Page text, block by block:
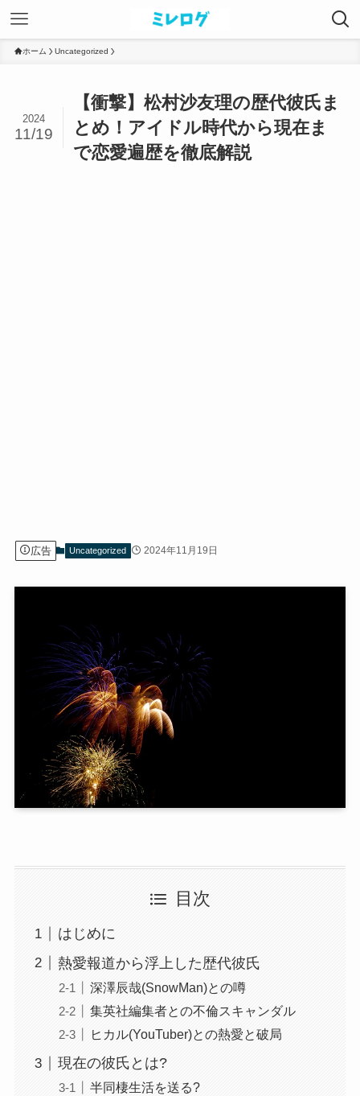
ホーム Uncategorized
【衝撃】松村沙友理の歴代彼氏ま
とめ！アイドル時代から現在ま
で恋愛遍歴を徹底解説
2024
11/19
広告 Uncategorized 2024年11月19日
目次
はじめに
熱愛報道から浮上した歴代彼氏
深澤辰哉(SnowMan)との噂
集英社編集者との不倫スキャンダル
ヒカル(YouTuber)との熱愛と破局
現在の彼氏とは?
半同棲生活を送る?